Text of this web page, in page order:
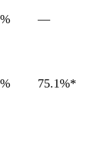
—
75.1%*